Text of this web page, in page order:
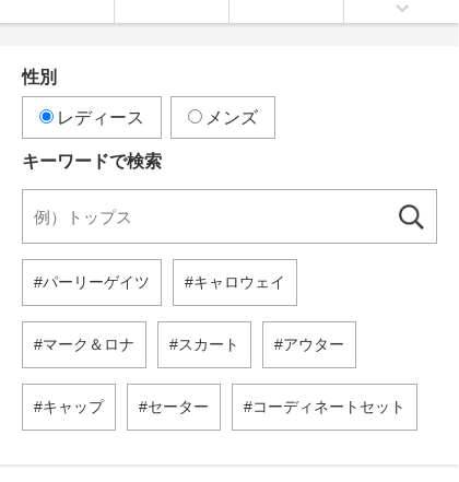
性別
レディース メンズ
キーワードで検索
パーリーゲイツ キャロウェイ
マーク＆ロナ スカート アウター
キャップ セーター コーディネートセット